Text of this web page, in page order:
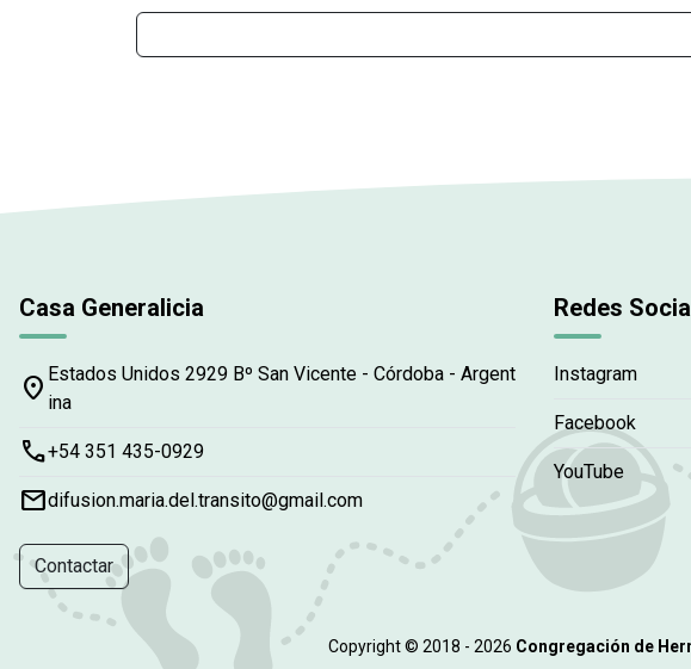
Casa Generalicia
place Estados Unidos 2929 Bº San Vicente - Córdoba - Argent
ina
phone+54 351 435-0929
emaildifusion.maria.del.transito@gmail.com
Contactar
Redes
Instagram
Facebook
YouTube
Copyright © 2018 - 2026 Congregación de